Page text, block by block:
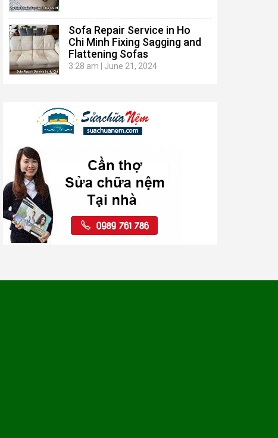
Sofa Repair Service in Ho
Chi Minh Fixing Sagging and
Flattening Sofas
3:28 am June 21, 2024